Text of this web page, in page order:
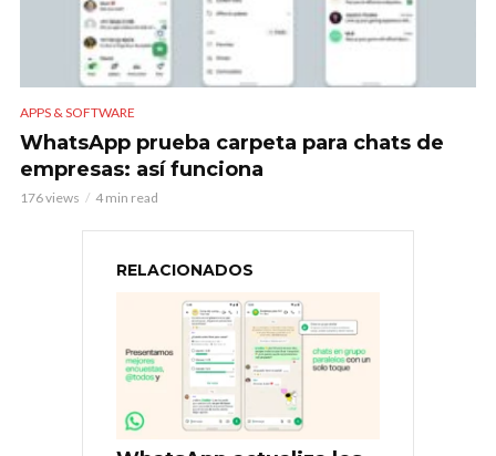
APPS & SOFTWARE
WhatsApp prueba carpeta para chats de
empresas: así funciona
176 views 4 min read
RELACIONADOS